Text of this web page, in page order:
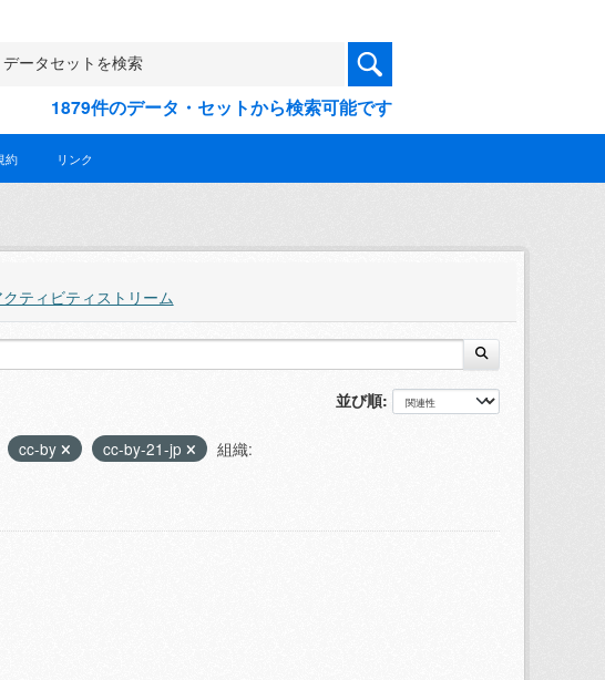
1879件のデータ・セットから検索可能です
約 リンク
ティビティストリーム
並び順
cc-by cc-by-21-jp
組織: